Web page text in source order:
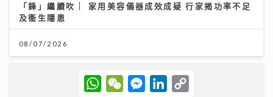
「鋒」繼續吹 | 家用美容儀器成效成疑 行家揭功率不足
及衞生隱患
08/07/2026
W
h
W
e
M
e
L